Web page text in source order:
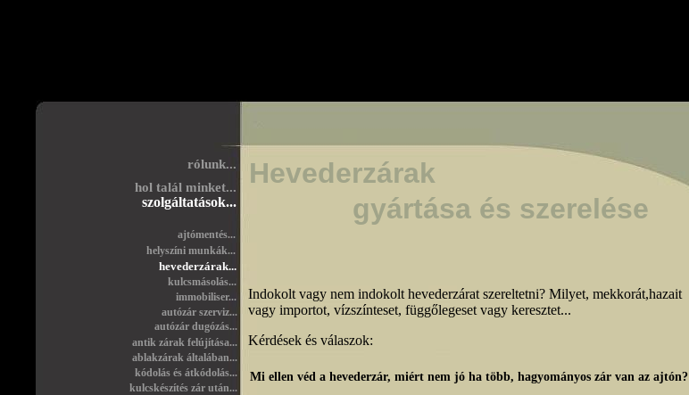
Hevederzárak
gyártása és szerelése
Mi ellen véd a hevederzár, miért nem jó ha több, hagyományos zár van az ajtón?
Indokolt vagy nem indokolt hevederzárat szereltetni? Milyet, mekkorát,hazait
vagy importot, vízszínteset, függőlegeset vagy keresztet...
Kérdések és válaszok:
rólunk...
hol talál minket...
szolgáltatások...
helyszíni munkák...
hevederzárak...
kulcsmásolás...
immobiliser...
autózár szerviz...
autózár dugózás...
antik zárak felújítása...
ablakzárak általában...
kódolás és átkódolás...
kulcskészítés zár után...
ajtómentés...